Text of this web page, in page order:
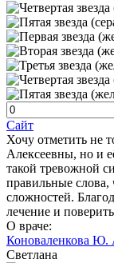
Сайт
Хочу отметить не
Алексеевны, но и
такой тревожной
правильные слова,
сложностей.
лечение и
О враче:
Коноваленкова Ю.
Светлана